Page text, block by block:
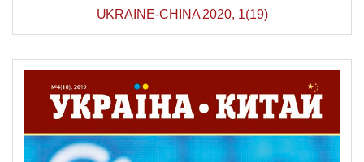
UKRAINE-CHINA 2020, 1(19)